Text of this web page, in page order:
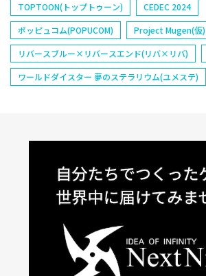
TOPTOON(トップトゥーン)
CEDEC 2024
ポッピュコム(POPUCOM)
Project Mugen(仮)
リバースブルー×リバースエンド(リバ×リバ)
ワールドダイスター 夢のステラリウム(ユメステ)